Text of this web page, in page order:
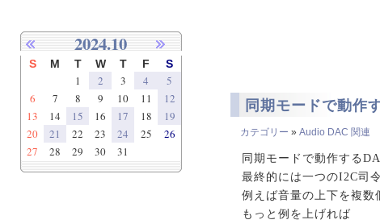
同期モードで動作
カテゴリー » Audio DAC 関連
同期モードで動作する
最終的には一つのI2C司
例えば音量の上下を複数
もっと例を上げれば
2024.10
S M T W T F S
1 2 3 4
5
6
7 8 9 10 11
12
13
14 15 16 17 18
19
20
21 22 23 24 25
26
27
28 29 30 31